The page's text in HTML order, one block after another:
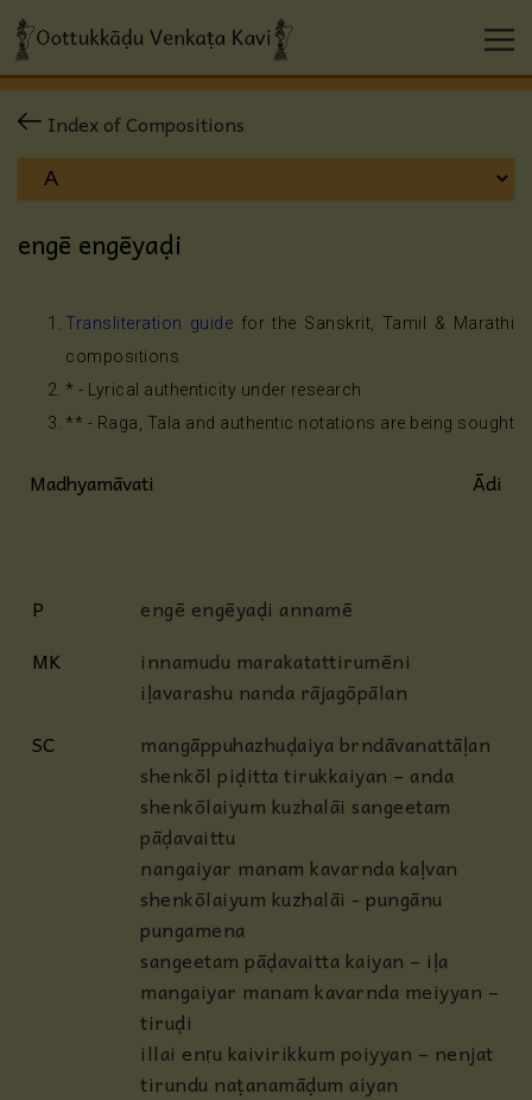
Index of Compositions
engē engēyaḍi
Transliteration guide for the Sanskrit, Tamil & Marathi
compositions
* - Lyrical authenticity under research
** - Raga, Tala and authentic notations are being sought
Madhyamāvati Ādi
P
engē engēyaḍi annamē
MK
innamudu marakatattirumēni
iḷavarashu nanda rājagōpālan
SC
mangāppuhazhuḍaiya brndāvanattāḷan
shenkōl piḍitta tirukkaiyan – anda
shenkōlaiyum kuzhalāi sangeetam
pāḍavaittu
nangaiyar manam kavarnda kaḷvan
shenkōlaiyum kuzhalāi - pungānu
pungamena
sangeetam pāḍavaitta kaiyan – iḷa
mangaiyar manam kavarnda meiyyan –
tiruḍi
illai enṛu kaivirikkum poiyyan – nenjat
tirundu naṭanamāḍum aiyan